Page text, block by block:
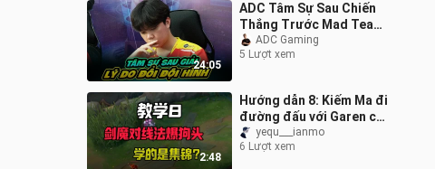
24:05
ADC Tâm Sự Sau Chiến
Thắng Trước Mad Team
Và Lý Do Team Flash
Thay Đổi Đội Hình Trận
ADC Gaming
5 Lượt xem
2:48
Hướng dẫn 8: Kiếm Ma đi
đường đấu với Garen chí
mạng, cùng các kỹ năng
của Kiếm Ma. Cấp bậc:
yequ___ianmo
6 Lượt xem